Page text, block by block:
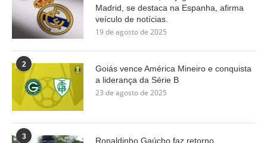
Madrid, se destaca na Espanha, afirma
veículo de notícias.
19 de agosto de 2025
2
Goiás vence América Mineiro e conquista
a liderança da Série B
23 de agosto de 2025
3 Ronaldinho Gaúcho faz retorno